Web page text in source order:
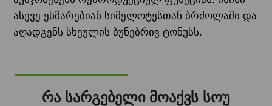
ასევე ეხმარებიან სიმელოტესთან ბრძოლაში და
აღადგენს სხეულის ბუნებრივ ტონუსს.
რა სარგებელი მოაქვს სოუ